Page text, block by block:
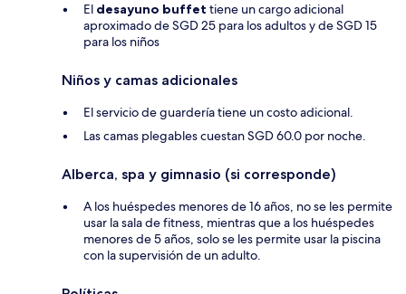
El desayuno buffet tiene un cargo adicional
aproximado de SGD 25 para los adultos y de SGD 15
para los niños
Niños y camas adicionales
El servicio de guardería tiene un costo adicional.
Las camas plegables cuestan SGD 60.0 por noche.
Alberca, spa y gimnasio (si corresponde)
A los huéspedes menores de 16 años, no se les permite
usar la sala de fitness, mientras que a los huéspedes
menores de 5 años, solo se les permite usar la piscina
con la supervisión de un adulto.